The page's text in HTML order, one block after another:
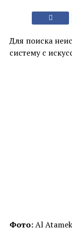
Для поиска
систему с
Фото:Al